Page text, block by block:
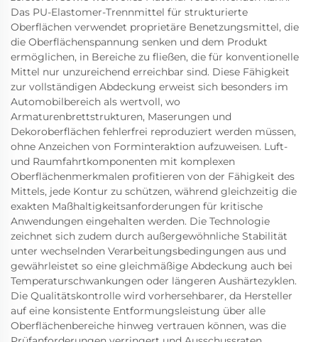
Das PU-Elastomer-Trennmittel für strukturierte
Oberflächen verwendet proprietäre Benetzungsmittel, die
die Oberflächenspannung senken und dem Produkt
ermöglichen, in Bereiche zu fließen, die für konventionelle
Mittel nur unzureichend erreichbar sind. Diese Fähigkeit
zur vollständigen Abdeckung erweist sich besonders im
Automobilbereich als wertvoll, wo
Armaturenbrettstrukturen, Maserungen und
Dekoroberflächen fehlerfrei reproduziert werden müssen,
ohne Anzeichen von Forminteraktion aufzuweisen. Luft-
und Raumfahrtkomponenten mit komplexen
Oberflächenmerkmalen profitieren von der Fähigkeit des
Mittels, jede Kontur zu schützen, während gleichzeitig die
exakten Maßhaltigkeitsanforderungen für kritische
Anwendungen eingehalten werden. Die Technologie
zeichnet sich zudem durch außergewöhnliche Stabilität
unter wechselnden Verarbeitungsbedingungen aus und
gewährleistet so eine gleichmäßige Abdeckung auch bei
Temperaturschwankungen oder längeren Aushärtezyklen.
Die Qualitätskontrolle wird vorhersehbarer, da Hersteller
auf eine konsistente Entformungsleistung über alle
Oberflächenbereiche hinweg vertrauen können, was die